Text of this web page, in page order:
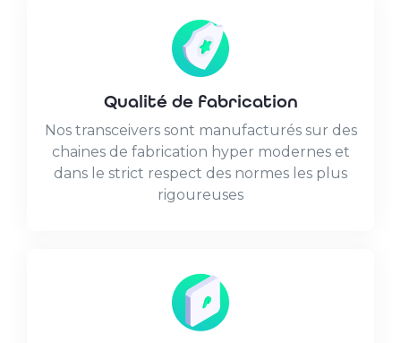
Qualité de fabrication
Nos transceivers sont manufacturés sur des
chaines de fabrication hyper modernes et
dans le strict respect des normes les plus
rigoureuses